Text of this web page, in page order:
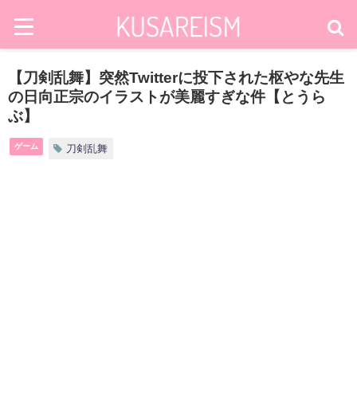
【刀剣乱舞】突然Twitterに投下された枢やな先生
の日向正宗のイラストが美麗すぎな件【とうら
ぶ】
ゲーム 刀剣乱舞